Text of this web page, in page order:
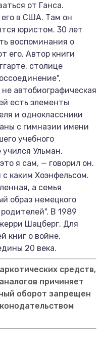
от Ганса.
в США. Там он
юристом. 30 лет
воспоминания о
его. Автор книги
столице
автобиографическая
есть элементы
и одноклассники
с гимназии имени
учебного
Ульман.
я сам, — говорил он.
каким Хоэнфельсом.
а семья
образ немецкого
В 1989
Шацберг. Для
книг о войне,
20 века.
средств,
причиняет
оборот запрещен